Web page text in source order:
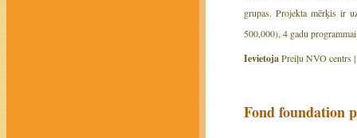
grupas. Projekta mērķis ir
500,000), 4 gadu
IevietojaPreiļu NVO centrs |
Fond foundation